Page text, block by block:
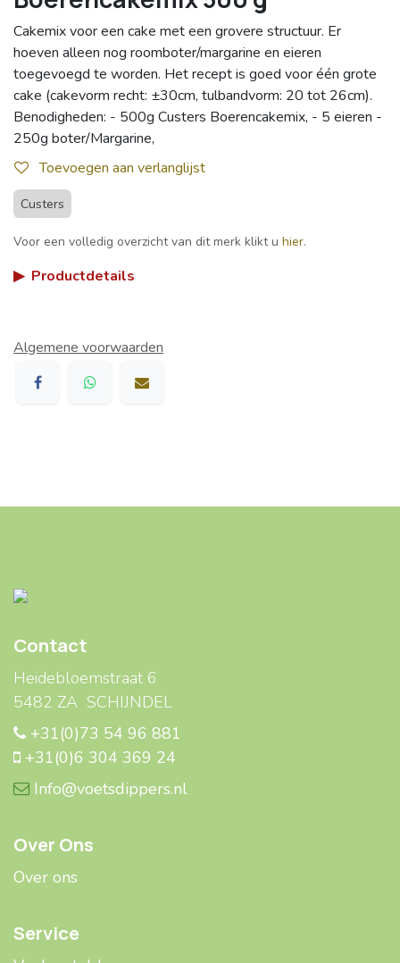
Cakemix voor een cake met een grovere structuur. Er
hoeven alleen nog roomboter/margarine en eieren
toegevoegd te worden. Het recept is goed voor één grote
cake (cakevorm recht: ±30cm, tulbandvorm: 20 tot 26cm).
Benodigheden: - 500g Custers Boerencakemix, - 5 eieren -
250g boter/Margarine,
Toevoegen aan verlanglijst
Custers
Voor een volledig overzicht van dit merk klikt u hier.
▶ Productdetails
Algemene voorwaarden
Contact
Heidebloemstraat 6
5482 ZA SCHIJNDEL
+31(0)73 54 96 881
+31(0)6 304 369 24
Info@voetsdippers.nl
Over Ons
Over ons
Service